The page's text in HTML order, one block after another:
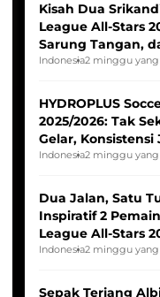
Kisah Dua
League All-Stars
Sarung Tangan,
Pernah Padam
Indonesia2 minggu
HYDROPLUS
2025/2026: Tak
Gelar,
Indonesia2 minggu
Dua Jalan, Satu
Inspiratif 2
League All-Stars
Seleksi Timnas
Indonesia2 minggu
Sepak Terjang